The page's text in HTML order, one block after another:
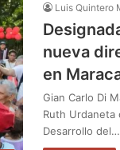
Luis Quintero
nueva
en
Gian Carlo Di
Ruth Urdaneta
Desarrollo del…